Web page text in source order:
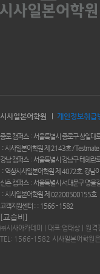
시사일본어학원 개인정보취급
종로 캠퍼스 서울특별시 종로구 삼일대
시사일본어학원 제 2143호 /
강남 캠퍼스
서울특별시 강남구 테헤란
역삼시사일본어학원 제 4072호. 강남
신촌 캠퍼스
서울특별시 서대문구 명물
시사일본어학원 제 02200500155호
고객지원센터 :
1566 - 1582
[교습비]
㈜시사아카데미 | 대표:엄태상 | 원
TEL: 1566-1582 시사일본어학원